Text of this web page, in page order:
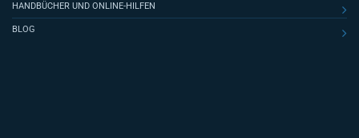
HANDBÜCHER UND ONLINE-HILFEN
BLOG